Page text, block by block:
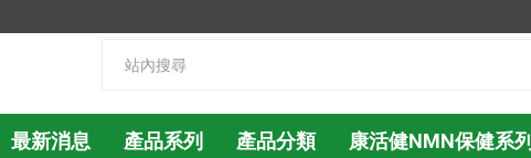
最新消息 產品系列 產品分類 康活健NMN保健系列